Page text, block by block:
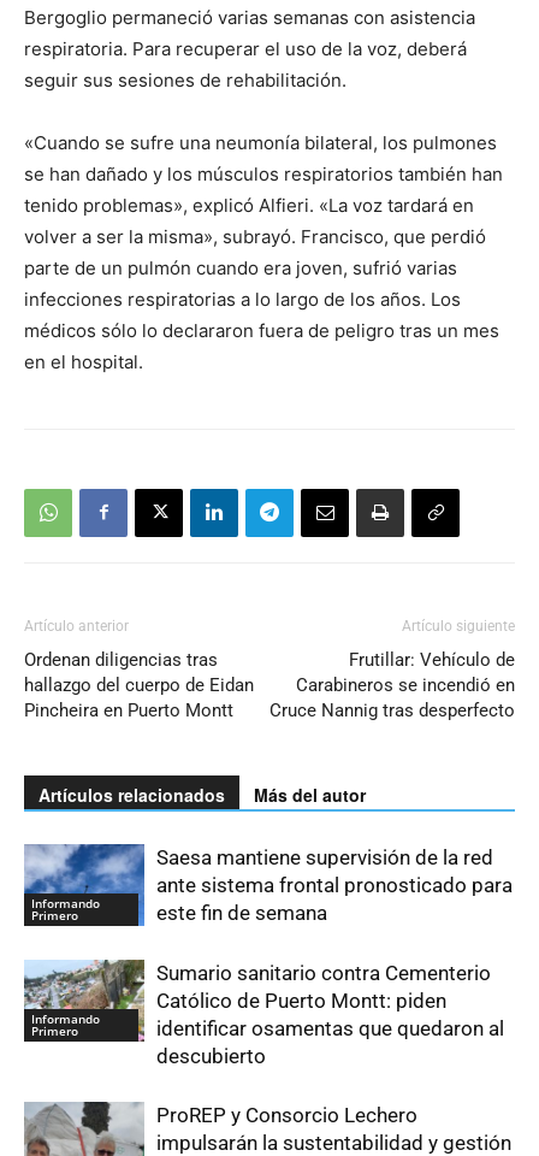
Bergoglio permaneció varias semanas con asistencia
respiratoria. Para recuperar el uso de la voz, deberá
seguir sus sesiones de rehabilitación.
«Cuando se sufre una neumonía bilateral, los pulmones
se han dañado y los músculos respiratorios también han
tenido problemas», explicó Alfieri. «La voz tardará en
volver a ser la misma», subrayó. Francisco, que perdió
parte de un pulmón cuando era joven, sufrió varias
infecciones respiratorias a lo largo de los años. Los
médicos sólo lo declararon fuera de peligro tras un mes
en el hospital.
Artículo anterior
Ordenan diligencias tras
hallazgo del cuerpo de Eidan
Pincheira en Puerto Montt
Artículo siguiente
Frutillar: Vehículo de
Carabineros se incendió en
Cruce Nannig tras desperfecto
Artículos relacionados Más del autor
Informando
Primero
Saesa mantiene supervisión de la red
ante sistema frontal pronosticado para
este fin de semana
Informando
Primero
Sumario sanitario contra Cementerio
Católico de Puerto Montt: piden
identificar osamentas que quedaron al
descubierto
ProREP y Consorcio Lechero
impulsarán la sustentabilidad y gestión